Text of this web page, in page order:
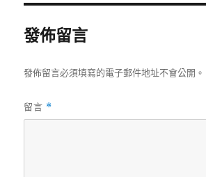
發佈留言
發佈留言必須填寫的電子郵件地址不會公開。
留言 *